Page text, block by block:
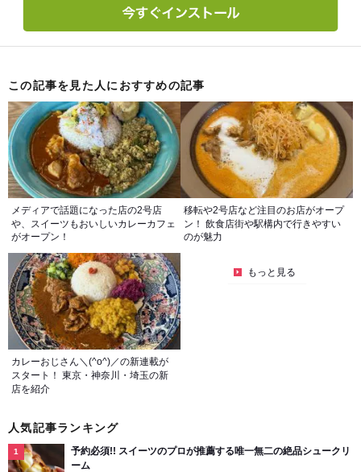
この記事を見た人におすすめの記事
メディアで話題になった店の2号店
や、スイーツもおいしいカレーカフェ
がオープン！
移転や2号店など注目のお店がオープ
ン！ 飲食店街や駅構内で行きやすい
のが魅力
カレーおじさん＼(^o^)／の新連載が
スタート！ 東京・神奈川・埼玉の新
店を紹介
もっと見る
人気記事ランキング
予約必須!! スイーツのプロが推薦する唯一無二の絶品シュークリ
ーム